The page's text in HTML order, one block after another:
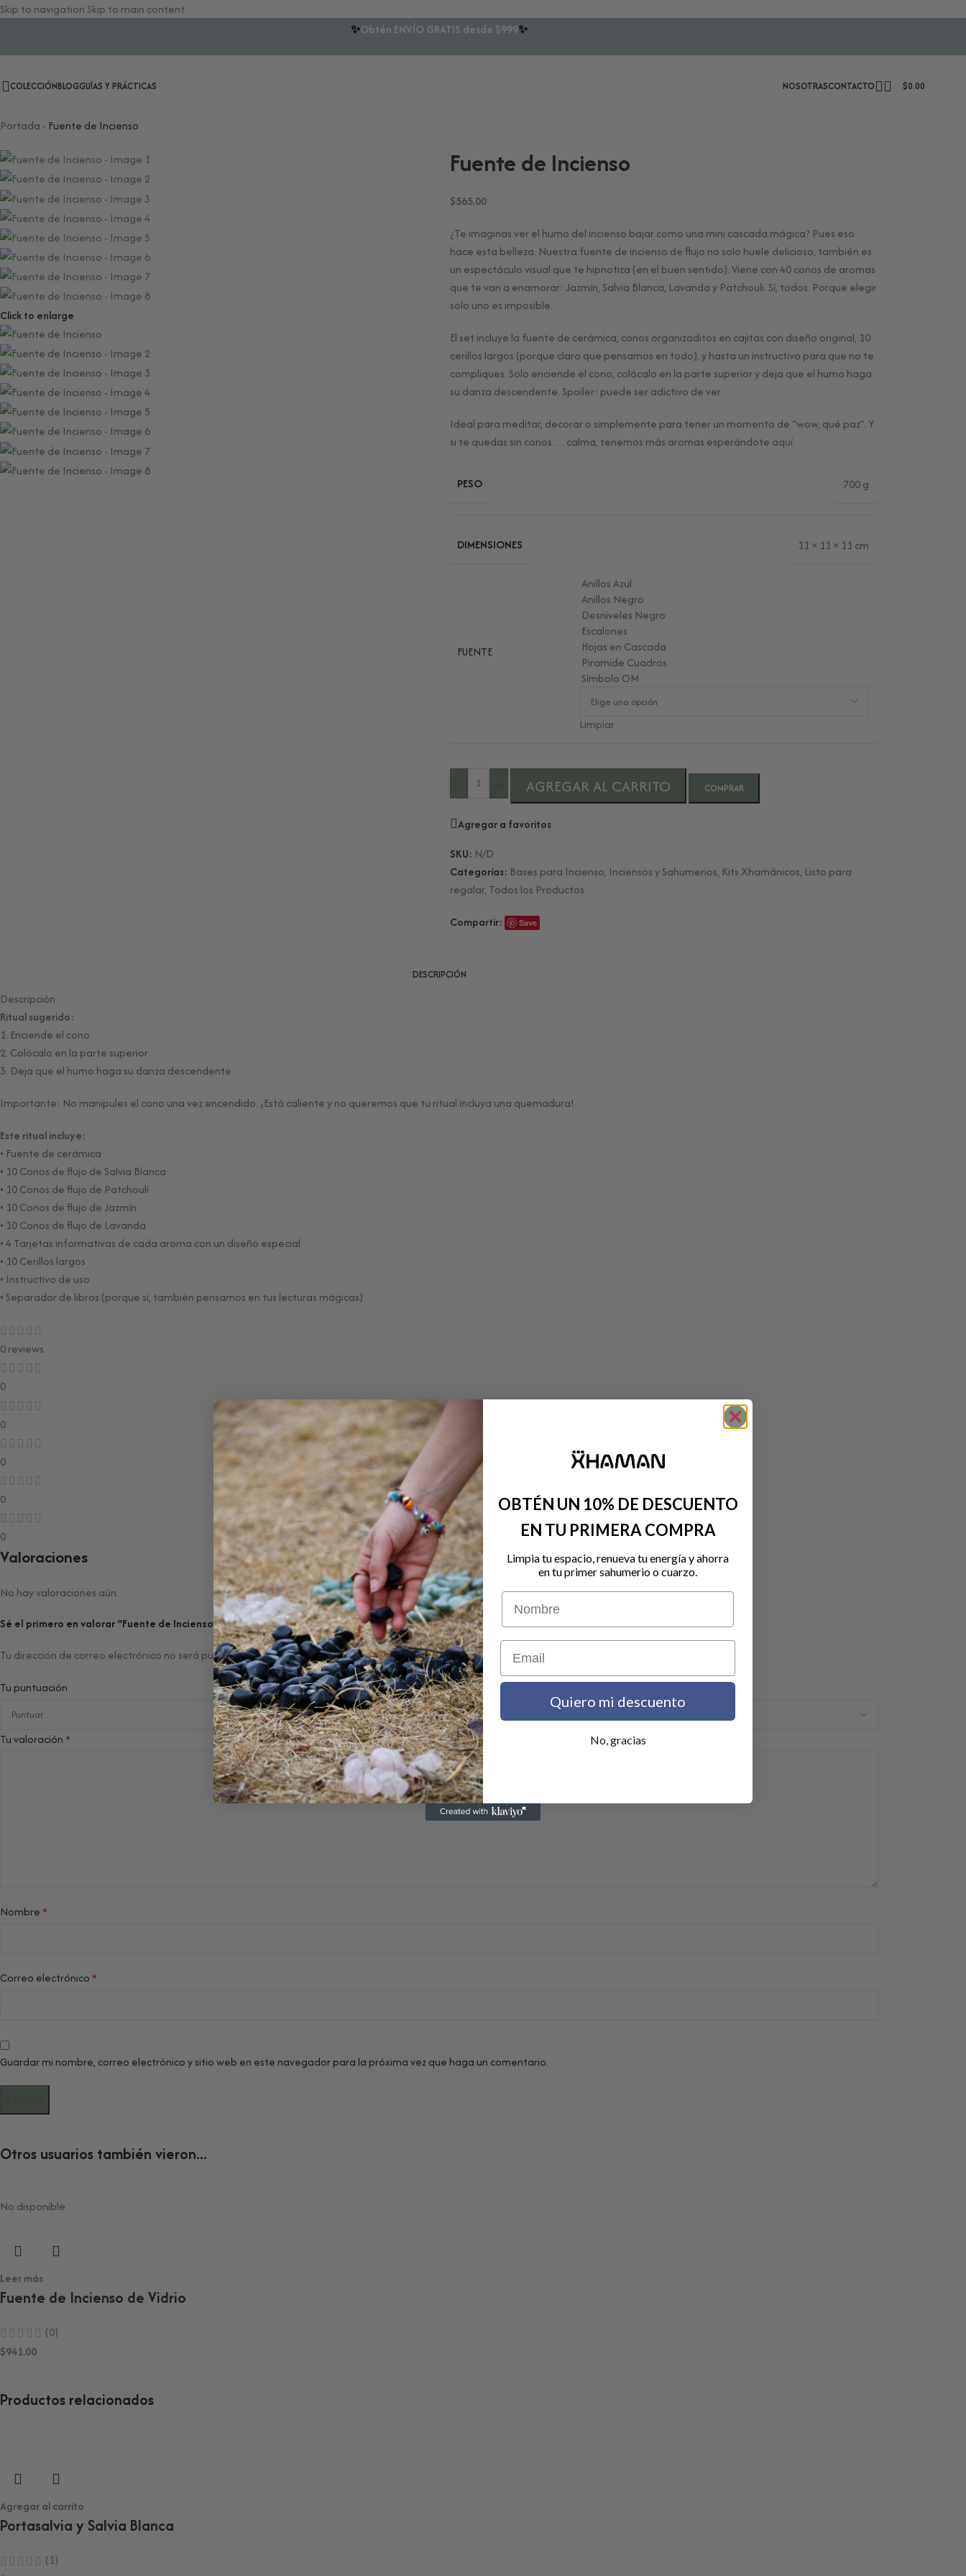
Skip to navigation Skip to main content
✨Obtén ENVÍO GRATIS desde $999✨
COLECCIÓNBLOGGUÍAS Y PRÁCTICAS NOSOTRASCONTACTO $0.00
Portada - Fuente de Incienso
Click to enlarge
Fuente de Incienso
$565.00
¿Te imaginas ver el humo del incienso bajar como una mini cascada mágica? Pues eso
hace esta belleza. Nuestra fuente de incienso de flujo no solo huele delicioso, también es
un espectáculo visual que te hipnotiza (en el buen sentido). Viene con 40 conos de aromas
que te van a enamorar: Jazmín, Salvia Blanca, Lavanda y Patchouli. Sí, todos. Porque elegir
solo uno es imposible.
El set incluye la fuente de cerámica, conos organizaditos en cajitas con diseño original, 10
cerillos largos (porque claro que pensamos en todo), y hasta un instructivo para que no te
compliques. Solo enciende el cono, colócalo en la parte superior y deja que el humo haga
su danza descendente. Spoiler: puede ser adictivo de ver.
Ideal para meditar, decorar o simplemente para tener un momento de “wow, qué paz”. Y
si te quedas sin conos… calma, tenemos más aromas esperándote aquí.
PESO 700 g
DIMENSIONES 11 × 11 × 11 cm
FUENTE
Anillos Azul
Anillos Negro
Desniveles Negro
Escalones
Hojas en Cascada
Piramide Cuadros
Símbolo OM
Limpiar
AGREGAR AL CARRITO COMPRAR
Agregar a favoritos
SKU: N/D
Categorías: Bases para Incienso, Inciensos y Sahumerios, Kits Xhamánicos, Listo para
regalar, Todos los Productos
Compartir: Save
DESCRIPCIÓN
Descripción
Ritual sugerido:
1. Enciende el cono
2. Colócalo en la parte superior
3. Deja que el humo haga su danza descendente
Importante: No manipules el cono una vez encendido. ¡Está caliente y no queremos que tu ritual incluya una quemadura!
Este ritual incluye:
• Fuente de cerámica
• 10 Conos de flujo de Salvia Blanca
• 10 Conos de flujo de Patchouli
• 10 Conos de flujo de Jazmín
• 10 Conos de flujo de Lavanda
• 4 Tarjetas informativas de cada aroma con un diseño especial
• 10 Cerillos largos
• Instructivo de uso
• Separador de libros (porque sí, también pensamos en tus lecturas mágicas)
0 reviews
0
0
0
0
0
Valoraciones
No hay valoraciones aún.
Sé el primero en valorar “Fuente de Incienso”
Tu dirección de correo electrónico no será publicada.Los campos obligatorios están marcados con*
Tu puntuación
Tu valoración*
Nombre*
Correo electrónico*
Guardar mi nombre, correo electrónico y sitio web en este navegador para la próxima vez que haga un comentario.
Otros usuarios también vieron...
No disponible
Leer más
Fuente de Incienso de Vidrio
(0)
$941.00
Productos relacionados
Agregar al carrito
Portasalvia y Salvia Blanca
(1)
OBTÉN UN 10% DE DESCUENTO
EN TU PRIMERA COMPRA
Limpia tu espacio, renueva tu energía y ahorra
en tu primer sahumerio o cuarzo.
Nombre
Email
Quiero mi descuento
No, gracias